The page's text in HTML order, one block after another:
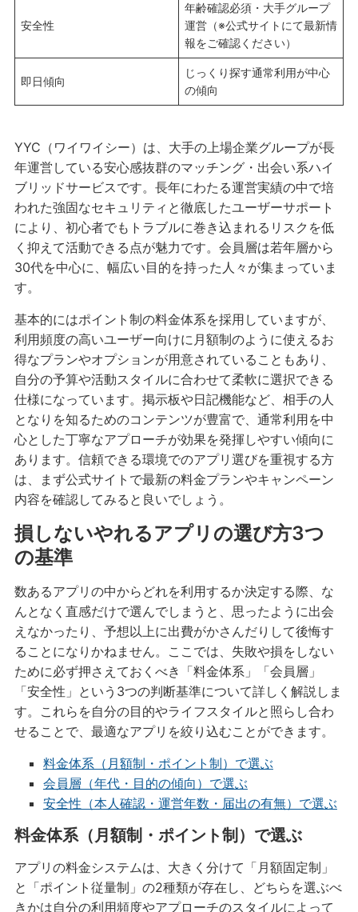
安全性
年齢確認必須・大手グループ
運営（※公式サイトにて最新情
報をご確認ください）
即日傾向
じっくり探す通常利用が中心
の傾向
YYC（ワイワイシー）は、大手の上場企業グループが長
年運営している安心感抜群のマッチング・出会い系ハイ
ブリッドサービスです。長年にわたる運営実績の中で培
われた強固なセキュリティと徹底したユーザーサポート
により、初心者でもトラブルに巻き込まれるリスクを低
く抑えて活動できる点が魅力です。会員層は若年層から
30代を中心に、幅広い目的を持った人々が集まっていま
す。
基本的にはポイント制の料金体系を採用していますが、
利用頻度の高いユーザー向けに月額制のように使えるお
得なプランやオプションが用意されていることもあり、
自分の予算や活動スタイルに合わせて柔軟に選択できる
仕様になっています。掲示板や日記機能など、相手の人
となりを知るためのコンテンツが豊富で、通常利用を中
心とした丁寧なアプローチが効果を発揮しやすい傾向に
あります。信頼できる環境でのアプリ選びを重視する方
は、まず公式サイトで最新の料金プランやキャンペーン
内容を確認してみると良いでしょう。
損しないやれるアプリの選び方3つ
の基準
数あるアプリの中からどれを利用するか決定する際、な
んとなく直感だけで選んでしまうと、思ったように出会
えなかったり、予想以上に出費がかさんだりして後悔す
ることになりかねません。ここでは、失敗や損をしない
ために必ず押さえておくべき「料金体系」「会員層」
「安全性」という3つの判断基準について詳しく解説しま
す。これらを自分の目的やライフスタイルと照らし合わ
せることで、最適なアプリを絞り込むことができます。
料金体系（月額制・ポイント制）で選ぶ
会員層（年代・目的の傾向）で選ぶ
安全性（本人確認・運営年数・届出の有無）で選ぶ
料金体系（月額制・ポイント制）で選ぶ
アプリの料金システムは、大きく分けて「月額固定制」
と「ポイント従量制」の2種類が存在し、どちらを選ぶべ
きかは自分の利用頻度やアプローチのスタイルによって